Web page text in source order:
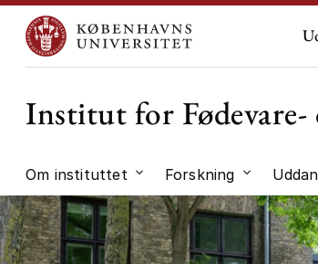
Institut for Fødevare-
Om instituttet Undermenu til "Om
Forskning